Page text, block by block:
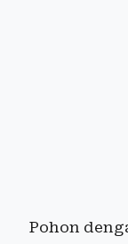
Pohon